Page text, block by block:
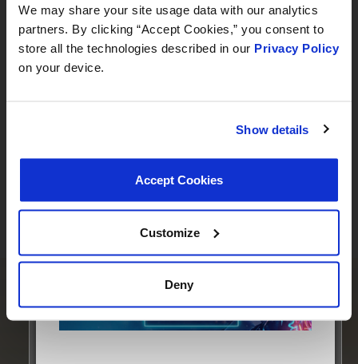
We may share your site usage data with our analytics
partners. By clicking “Accept Cookies,” you consent to
store all the technologies described in our Privacy Policy
on your device.
Show details
Accept Cookies
Customize
Deny
Zastosowania:
93-10701-0001 MotoRad Thermostats Safety
Instructions
Potrzebujesz pomocy w znalezieniu
odpowiedniego produktu?
Book your meeting NOW
commercial conversation, a technical
partnership
we recommend booking early